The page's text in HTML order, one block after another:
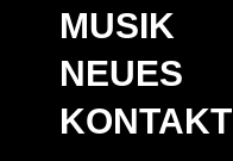
MUSIK
NEUES
KONTAKT